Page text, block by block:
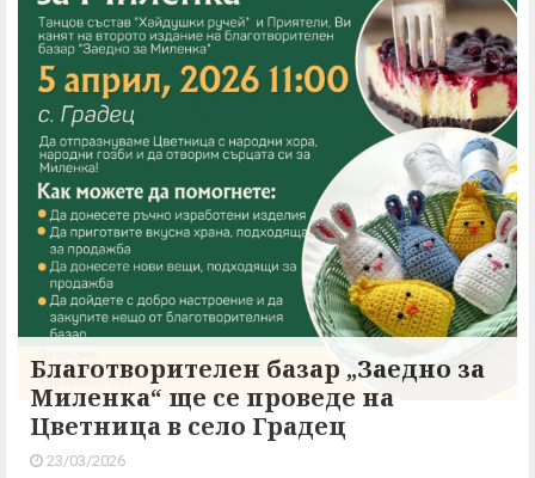
Благотворителен базар „Заедно за
Миленка“ ще се проведе на
Цветница в село Градец
23/03/2026